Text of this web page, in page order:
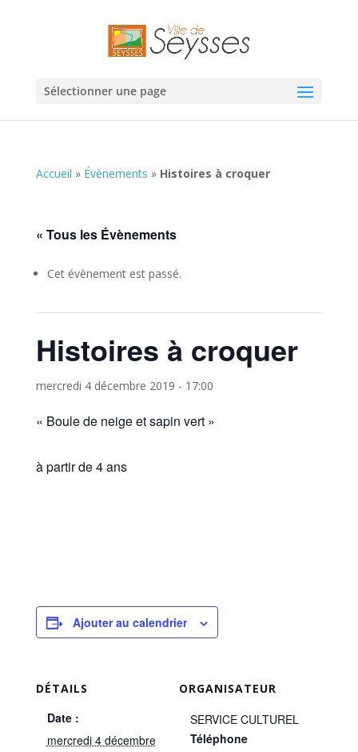
Sélectionner une page
Accueil » Évènements » Histoires à croquer
« Tous les Évènements
Cet évènement est passé.
Histoires à croquer
mercredi 4 décembre 2019 - 17:00
« Boule de neige et sapin vert »
à partir de 4 ans
Ajouter au calendrier
DÉTAILS
Date :
mercredi 4 décembre
ORGANISATEUR
SERVICE CULTUREL
Téléphone